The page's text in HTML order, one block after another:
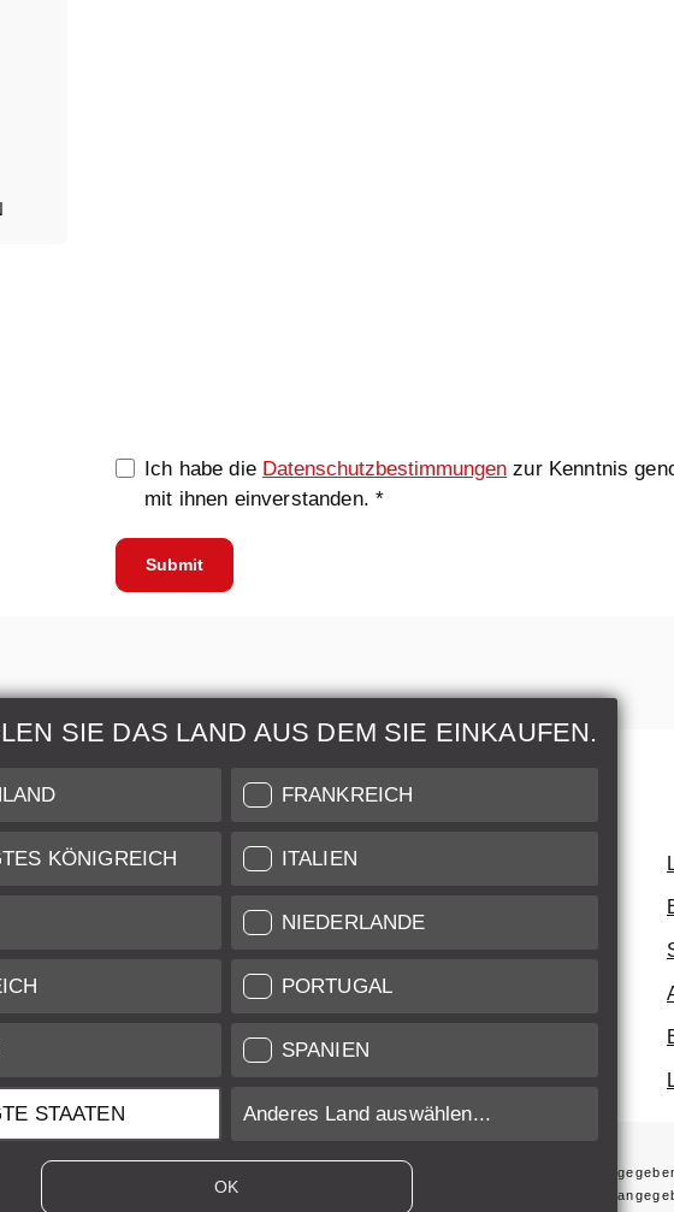
Ich habe die Datenschutzbestimmungen zur Kenntnis
mit ihnen einverstanden. *
Submit
SIE DAS LAND AUS DEM SIE EINKAUFEN.
FRANKREICH
KÖNIGREICH ITALIEN
NIEDERLANDE
PORTUGAL
SPANIEN
STAATEN Anderes Land auswählen...
OK
unseren Leica
Services auf
Weitere Informationen
Zustandsbeschreibung unserer Artikel
Versand & Zahlung
Garantie und Gewährleistung
Datenschutz
Newsletter
Anbietern inkl. Mehrwertsteuer zzgl. Versandkosten
sofern nicht anders
Anbietern exkl. MwSt. Umsatzsteuer, zzgl.
, sofern nicht anders